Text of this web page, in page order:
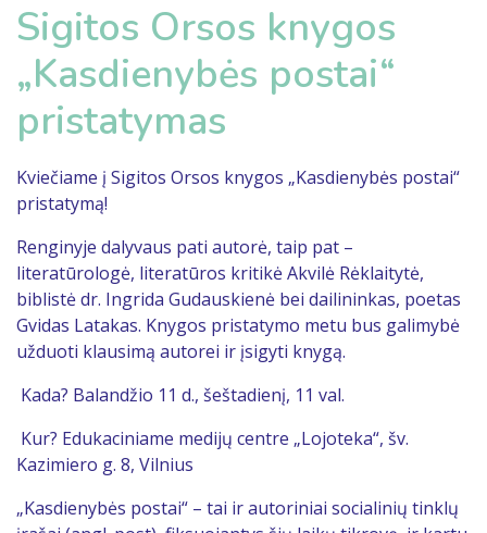
Sigitos Orsos knygos
„Kasdienybės postai“
pristatymas
Kviečiame į Sigitos Orsos knygos „Kasdienybės postai“
pristatymą!
Renginyje dalyvaus pati autorė, taip pat –
literatūrologė, literatūros kritikė Akvilė Rėklaitytė,
biblistė dr. Ingrida Gudauskienė bei dailininkas, poetas
Gvidas Latakas. Knygos pristatymo metu bus galimybė
užduoti klausimą autorei ir įsigyti knygą.
Kada? Balandžio 11 d., šeštadienį, 11 val.
Kur? Edukaciniame medijų centre „Lojoteka“, šv.
Kazimiero g. 8, Vilnius
„Kasdienybės postai“ – tai ir autoriniai socialinių tinklų